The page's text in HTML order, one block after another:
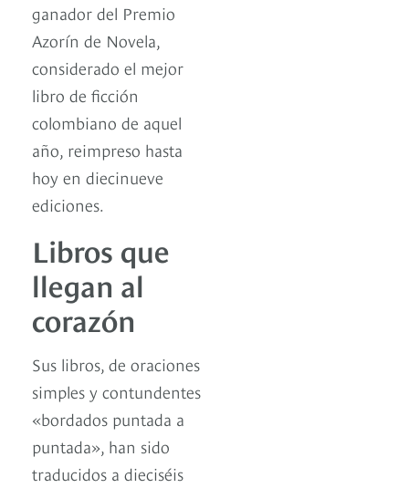
ganador del Premio
Azorín de Novela,
considerado el mejor
libro de ficción
colombiano de aquel
año, reimpreso hasta
hoy en diecinueve
ediciones.
Libros que
llegan al
corazón
Sus libros, de oraciones
simples y contundentes
«bordados puntada a
puntada», han sido
traducidos a dieciséis